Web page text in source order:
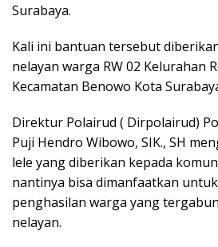
Surabaya.
Kali ini bantuan tersebut
nelayan warga RW 02 Kelurahan
Kecamatan Benowo Kota
Direktur Polairud ( Dirpolairud)
Puji Hendro Wibowo, SIK., SH
lele yang diberikan kepada
nantinya bisa dimanfaatkan
penghasilan warga yang
nelayan.